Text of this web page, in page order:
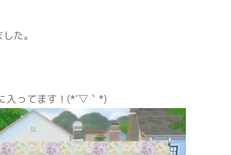
た。
入ってます！(*´▽｀*)